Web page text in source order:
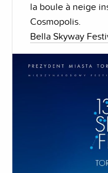
la boule à neige
Cosmopolis.
Bella Skyway